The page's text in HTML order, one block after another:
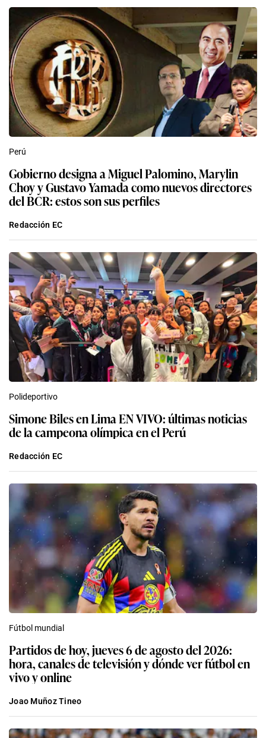
Perú
Gobierno designa a Miguel Palomino, Marylin
Choy y Gustavo Yamada como nuevos directores
del BCR: estos son sus perfiles
Redacción EC
Polideportivo
Simone Biles en Lima EN VIVO: últimas noticias
de la campeona olímpica en el Perú
Redacción EC
Fútbol mundial
Partidos de hoy, jueves 6 de agosto del 2026:
hora, canales de televisión y dónde ver fútbol en
vivo y online
Joao Muñoz Tineo